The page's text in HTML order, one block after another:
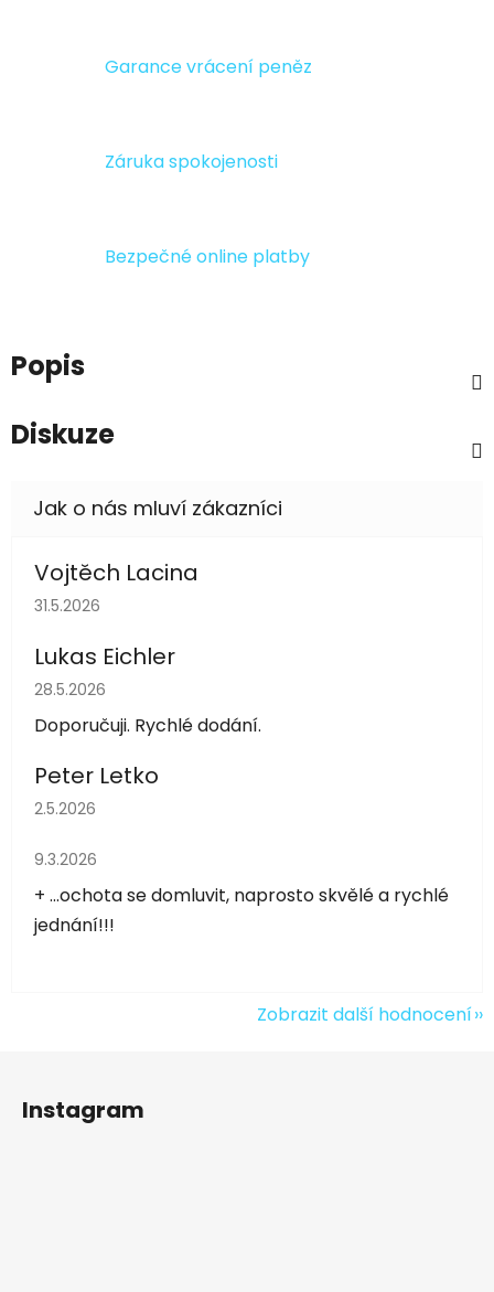
Garance vrácení peněz
Záruka spokojenosti
Bezpečné online platby
Popis
Diskuze
Vojtěch Lacina
Hodnocení obchodu je 5 z 5 hvězdiček.
31.5.2026
Lukas Eichler
Hodnocení obchodu je 5 z 5 hvězdiček.
28.5.2026
Doporučuji. Rychlé dodání.
Peter Letko
Hodnocení obchodu je 5 z 5 hvězdiček.
2.5.2026
Hodnocení obchodu je 5 z 5 hvězdiček.
9.3.2026
+ ...ochota se domluvit, naprosto skvělé a rychlé
jednání!!!
Zobrazit další hodnocení
Instagram